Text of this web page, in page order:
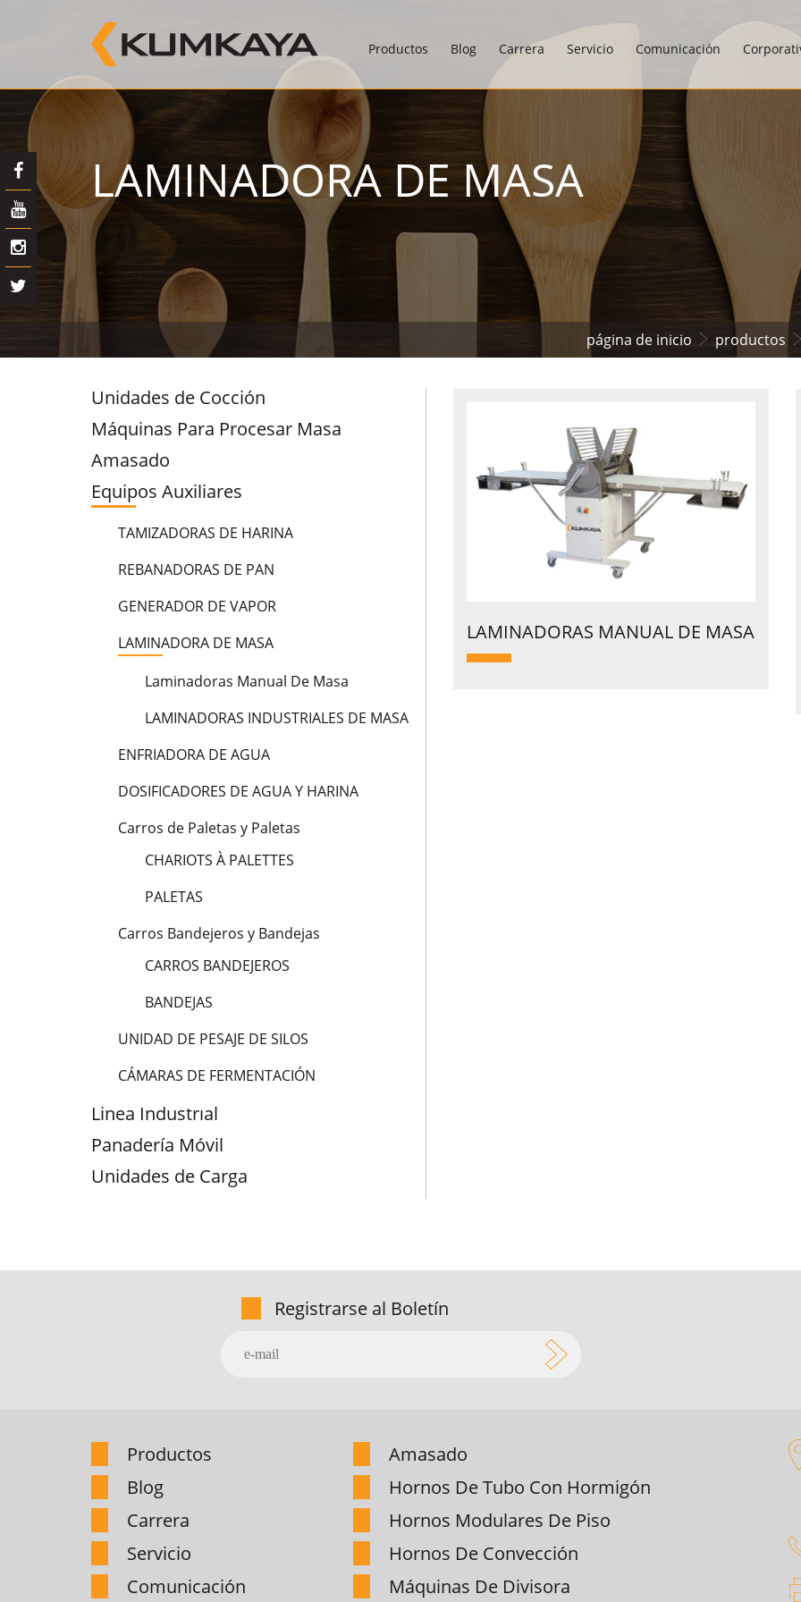
Productos Blog Carrera Servicio Comunicación
LAMINADORA DE MASA
página de inicio productos
Unidades de Cocción
Máquinas Para Procesar Masa
Amasado
Equipos Auxiliares
TAMIZADORAS DE HARINA
REBANADORAS DE PAN
GENERADOR DE VAPOR
LAMINADORA DE MASA
Laminadoras Manual De Masa
LAMINADORAS INDUSTRIALES DE MASA
ENFRIADORA DE AGUA
DOSIFICADORES DE AGUA Y HARINA
Carros de Paletas y Paletas
CHARIOTS À PALETTES
PALETAS
Carros Bandejeros y Bandejas
CARROS BANDEJEROS
BANDEJAS
UNIDAD DE PESAJE DE SILOS
CÁMARAS DE FERMENTACIÓN
Linea Industrıal
Panadería Móvil
Unidades de Carga
LAMINADORAS MANUAL DE MASA
Registrarse al Boletín
Productos
Blog
Carrera
Servicio
Comunicación
Amasado
Hornos De Tubo Con Hormigón
Hornos Modulares De Piso
Hornos De Convección
Máquinas De Divisora